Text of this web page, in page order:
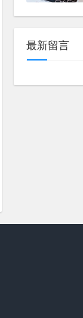
最新留言